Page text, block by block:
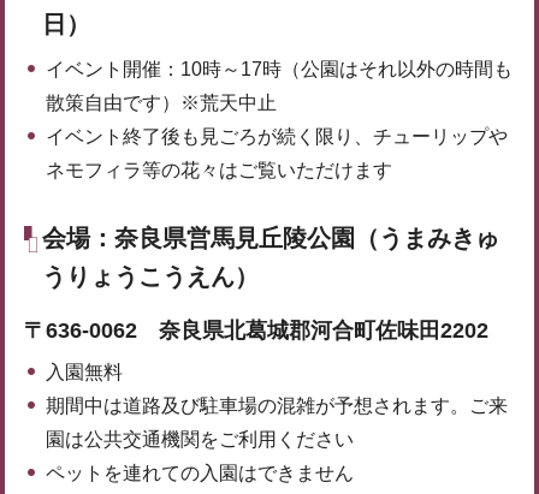
日）
イベント開催：10時～17時（公園はそれ以外の時間も
散策自由です）※荒天中止
イベント終了後も見ごろが続く限り、チューリップや
ネモフィラ等の花々はご覧いただけます
会場：奈良県営馬見丘陵公園（うまみきゅ
うりょうこうえん）
〒636-0062 奈良県北葛城郡河合町佐味田2202
入園無料
期間中は道路及び駐車場の混雑が予想されます。ご来
園は公共交通機関をご利用ください
ペットを連れての入園はできません